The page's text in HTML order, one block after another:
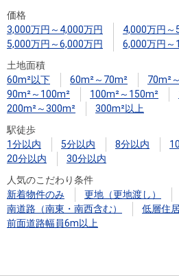
税金の本
（電子ブ
ック）
価格
3,000万円～4,000万円
4,000万円～
5,000万円～6,000万円
6,000万円～
土地面積
60m²以下
60m²～70m² 70m²
90m²～100m²
100m²～150m²
200m²～300m²
300m²以上
駅徒歩
1分以内
5分以内 8分以内
20分以内
30分以内
人気のこだわり条件
新着物件のみ
更地（更地渡し）
南道路（南東・南西含む）
低層住
前面道路幅員6m以上